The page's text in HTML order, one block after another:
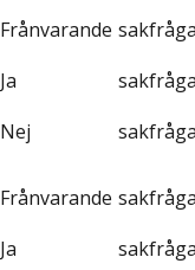
Frånvarande
Ja
Nej
Frånvarande
Ja